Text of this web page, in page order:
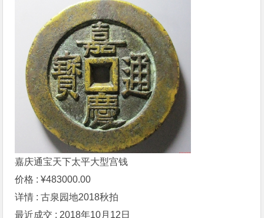
嘉庆通宝天下太平大型宫钱
价格 : ¥483000.00
详情 : 古泉园地2018秋拍
最近成交 : 2018年10月12日